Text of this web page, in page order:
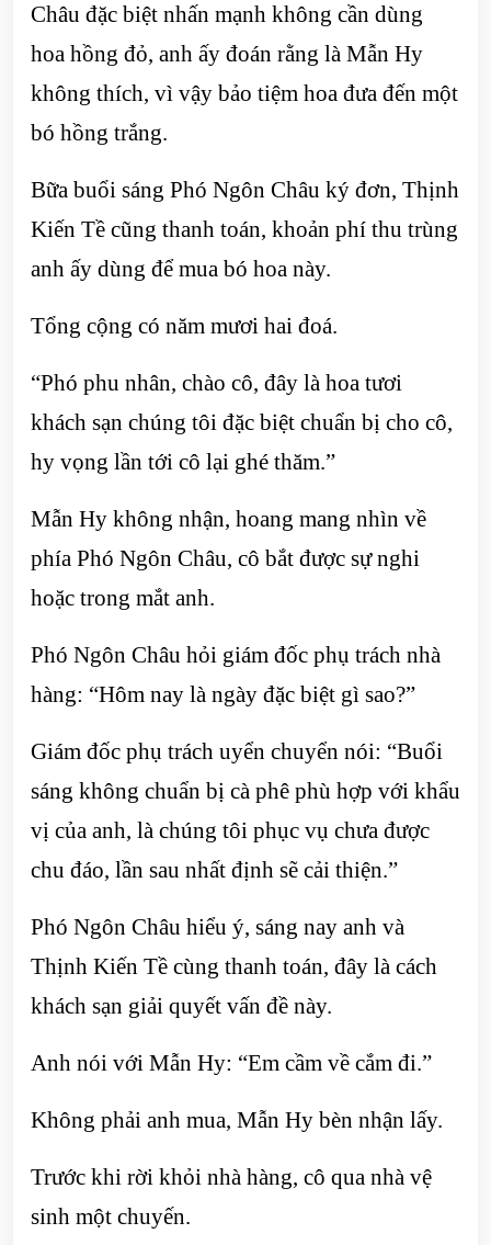
Châu đặc biệt nhấn mạnh không cần dùng
hoa hồng đỏ, anh ấy đoán rằng là Mẫn Hy
không thích, vì vậy bảo tiệm hoa đưa đến một
bó hồng trắng.
Bữa buổi sáng Phó Ngôn Châu ký đơn, Thịnh
Kiến Tề cũng thanh toán, khoản phí thu trùng
anh ấy dùng để mua bó hoa này.
Tổng cộng có năm mươi hai đoá.
“Phó phu nhân, chào cô, đây là hoa tươi
khách sạn chúng tôi đặc biệt chuẩn bị cho cô,
hy vọng lần tới cô lại ghé thăm.”
Mẫn Hy không nhận, hoang mang nhìn về
phía Phó Ngôn Châu, cô bắt được sự nghi
hoặc trong mắt anh.
Phó Ngôn Châu hỏi giám đốc phụ trách nhà
hàng: “Hôm nay là ngày đặc biệt gì sao?”
Giám đốc phụ trách uyển chuyển nói: “Buổi
sáng không chuẩn bị cà phê phù hợp với khẩu
vị của anh, là chúng tôi phục vụ chưa được
chu đáo, lần sau nhất định sẽ cải thiện.”
Phó Ngôn Châu hiểu ý, sáng nay anh và
Thịnh Kiến Tề cùng thanh toán, đây là cách
khách sạn giải quyết vấn đề này.
Anh nói với Mẫn Hy: “Em cầm về cắm đi.”
Không phải anh mua, Mẫn Hy bèn nhận lấy.
Trước khi rời khỏi nhà hàng, cô qua nhà vệ
sinh một chuyến.